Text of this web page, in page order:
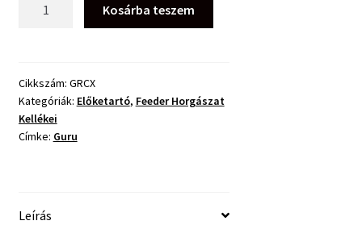
Előketartó
mennyiség
Kosárba teszem
Cikkszám: GRCX
Kategóriák: Előketartó, Feeder Horgászat
Kellékei
Címke: Guru
Leírás